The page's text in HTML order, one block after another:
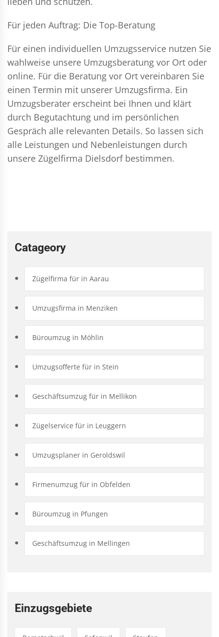
Für jeden Auftrag: Die Top-Beratung
Für einen individuellen Umzugsservice nutzen Sie
wahlweise unsere Umzugsberatung vor Ort oder
online. Für die Beratung vor Ort vereinbaren Sie
einen Termin mit unserer Umzugsfirma. Ein
Umzugsberater erscheint bei Ihnen und klärt
durch Begutachtung und im persönlichen
Gespräch alle relevanten Details. So lassen sich
alle Leistungen und Nebenleistungen durch
unsere Zügelfirma Dielsdorf bestimmen.
Catageory
Zügelfirma für in Aarau
Umzugsfirma in Menziken
Büroumzug in Möhlin
Umzugsofferte für in Stein
Geschäftsumzug für in Mellikon
Zügelservice für in Leuggern
Umzugsplaner in Geroldswil
Firmenumzug für in Obfelden
Büroumzug in Pfungen
Geschäftsumzug in Mellingen
Einzugsgebiete